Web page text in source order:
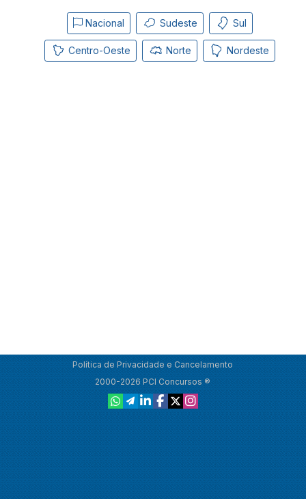
Nacional Sudeste Sul
Centro-Oeste Norte Nordeste
Política de Privacidade e Cancelamento
2000-2026 PCI Concursos ®